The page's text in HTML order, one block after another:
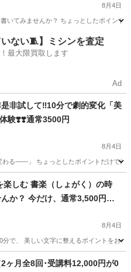
8月4日
書いてみませんか？ ちょっとしたポイ
いない🧵】ミシンを査定
最大限買取します
Ad
非試して‼️10分で劇的変化「美
験❣️❣️通常3500円
8月4日
変わる――」 ちょっとしたポイントだ
楽しむ 書楽（しょがく）の時
か？ 今だけ、通常3,500円の
ぐれるひとときをご一緒に。
8月4日
で、 美しい文字に整えるポイントをお伝
ヶ月全8回･受講料12,000円が0